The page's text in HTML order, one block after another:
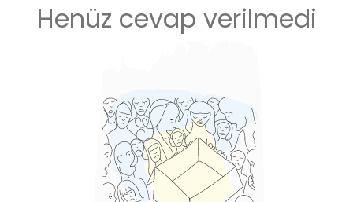
Henüz cevap verilmedi